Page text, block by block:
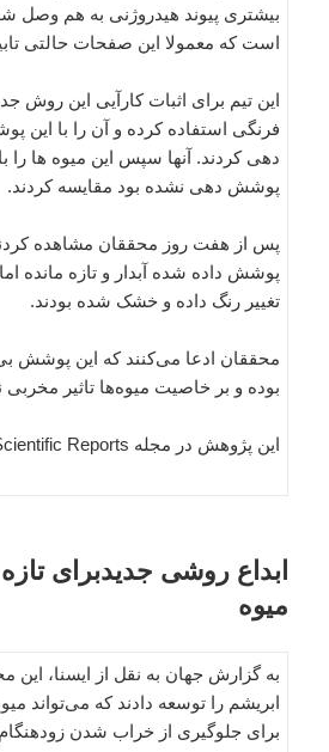
بیشتری پیوند هیدروژنی به هم وصل
است که معمولا این صفحات حالتی
این تیم برای اثبات کارآیی این روش
فرنگی استفاده کرده و آن را با
دهی کردند. آنها سپس این میوه ها را
پوشش دهی نشده بود مقایسه کردند.
پس از هفت روز محققان مشاهده
پوشش داده شده آبدار و تازه مانده
تغییر رنگ داده و خشک شده بودند.
محققان ادعا می‌کنند که این پوشش
بوده و بر خاصیت میوه‌ها تاثیر مخربی
این پژوهش در مجله Scientific Reports منتشر شده است.
ابداع روشی جدیدبرای
میوه
به گزارش جهان به نقل از ایسنا، این
ابریشم را توسعه دادند که می‌تواند
برای جلوگیری از خراب شدن